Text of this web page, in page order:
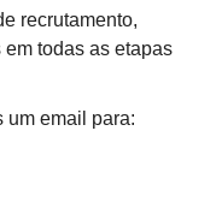
recrutamento,
todas as etapas
um email para: